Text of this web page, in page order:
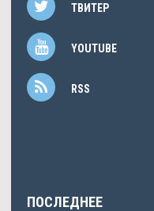
ТВИТЕР
YOUTUBE
RSS
ПОСЛЕДНЕЕ